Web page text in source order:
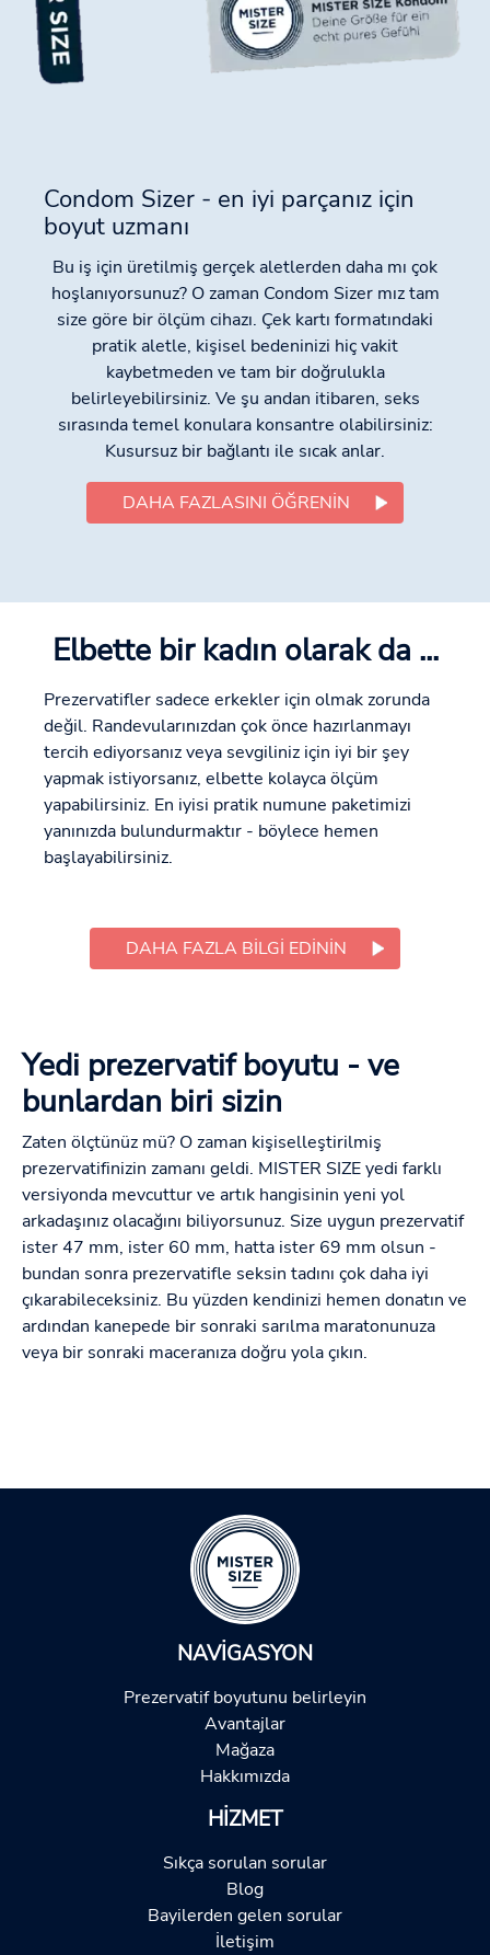
Condom Sizer - en iyi parçanız için
boyut uzmanı
Bu iş için üretilmiş gerçek aletlerden daha mı çok
hoşlanıyorsunuz? O zaman Condom Sizer mız tam
size göre bir ölçüm cihazı. Çek kartı formatındaki
pratik aletle, kişisel bedeninizi hiç vakit
kaybetmeden ve tam bir doğrulukla
belirleyebilirsiniz. Ve şu andan itibaren, seks
sırasında temel konulara konsantre olabilirsiniz:
Kusursuz bir bağlantı ile sıcak anlar.
DAHA FAZLASINI ÖĞRENIN
Elbette bir kadın olarak da ...
Prezervatifler sadece erkekler için olmak zorunda
değil. Randevularınızdan çok önce hazırlanmayı
tercih ediyorsanız veya sevgiliniz için iyi bir şey
yapmak istiyorsanız, elbette kolayca ölçüm
yapabilirsiniz. En iyisi pratik numune paketimizi
yanınızda bulundurmaktır - böylece hemen
başlayabilirsiniz.
DAHA FAZLA BILGI EDININ
Yedi prezervatif boyutu - ve
bunlardan biri sizin
Zaten ölçtünüz mü? O zaman kişiselleştirilmiş
prezervatifinizin zamanı geldi. MISTER SIZE yedi farklı
versiyonda mevcuttur ve artık hangisinin yeni yol
arkadaşınız olacağını biliyorsunuz. Size uygun prezervatif
ister 47 mm, ister 60 mm, hatta ister 69 mm olsun -
bundan sonra prezervatifle seksin tadını çok daha iyi
çıkarabileceksiniz. Bu yüzden kendinizi hemen donatın ve
ardından kanepede bir sonraki sarılma maratonunuza
veya bir sonraki maceranıza doğru yola çıkın.
NAVIGASYON
Prezervatif boyutunu belirleyin
Avantajlar
Mağaza
Hakkımızda
HIZMET
Sıkça sorulan sorular
Blog
Bayilerden gelen sorular
İletişim